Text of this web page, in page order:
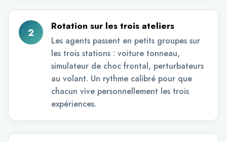
2 Rotation sur les trois ateliers
Les agents passent en petits groupes sur
les trois stations : voiture tonneau,
simulateur de choc frontal, perturbateurs
au volant. Un rythme calibré pour que
chacun vive personnellement les trois
expériences.